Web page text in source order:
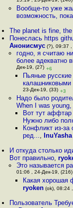
Вообще-то уже
возможность,
The planet is fine,
Понеслась https
Анонисмус (?), 09:37 ,
годно, я считаю
более адекватно
Дек-19, (27) +6
Пьяные
калашниковыми
23-Дек-19, (33) +3
Надо было
When I was young,
Вот тут аффтар
Нужно либо
Конфликт из-за
ред..., InuYasha
И откуда столько
Вот правильно,
Это называется
01:06 , 24-Дек-19, (216)
Какая хорошая
ryoken(ok), 08:24
Пользователь